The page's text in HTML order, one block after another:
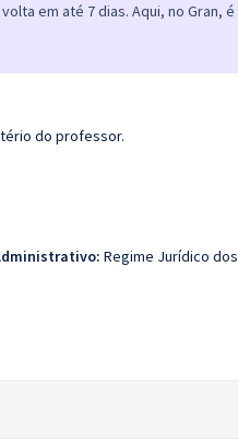
em até 7 dias. Aqui, no Gran, é
do professor.
Regime Jurídico dos